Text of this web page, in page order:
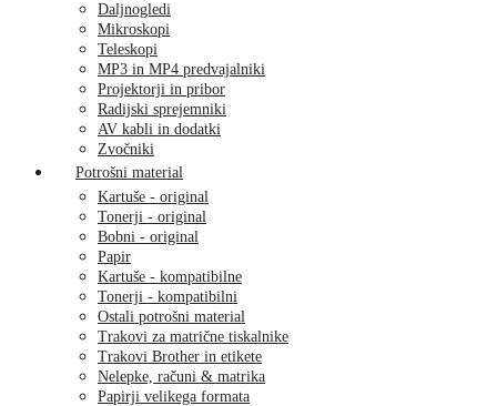
Daljnogledi
Mikroskopi
Teleskopi
MP3 in MP4 predvajalniki
Projektorji in pribor
Radijski sprejemniki
AV kabli in dodatki
Zvočniki
Potrošni material
Kartuše - original
Tonerji - original
Bobni - original
Papir
Kartuše - kompatibilne
Tonerji - kompatibilni
Ostali potrošni material
Trakovi za matrične tiskalnike
Trakovi Brother in etikete
Nelepke, računi & matrika
Papirji velikega formata